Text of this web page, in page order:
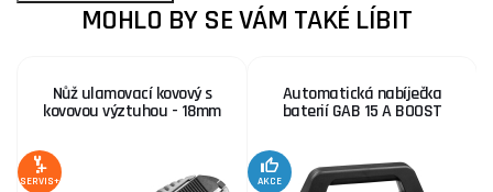
MOHLO BY SE VÁM TAKÉ LÍBIT
Nůž ulamovací kovový s
kovovou výztuhou - 18mm
SERVIS+
Automatická nabíječka
baterií GAB 15 A BOOST
AKCE